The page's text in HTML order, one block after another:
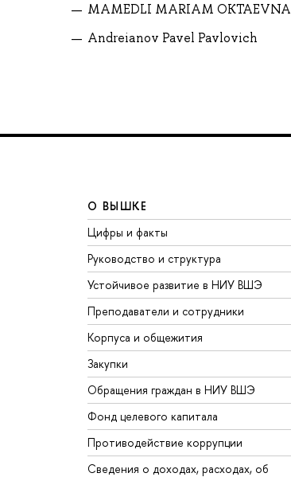
MAMEDLI MARIAM OKTAEVNA
Andreianov Pavel Pavlovich
О ВЫШКЕ
Цифры и факты
Руководство и структура
Устойчивое развитие в НИУ ВШЭ
Преподаватели и сотрудники
Корпуса и общежития
Закупки
Обращения граждан в НИУ ВШЭ
Фонд целевого капитала
Противодействие коррупции
Сведения о доходах, расходах, об